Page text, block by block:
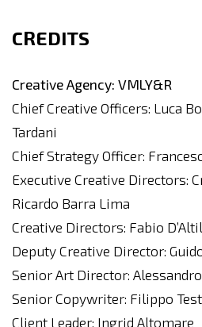
CREDITS
Creative Agency: VMLY&R
Chief Creative Officers: Luca
Tardani
Chief Strategy Officer:
Executive Creative Directors:
Ricardo Barra Lima
Creative Directors: Fabio
Deputy Creative Director:
Senior Art Director:
Senior Copywriter: Filippo
Client Leader: Ingrid Altomare